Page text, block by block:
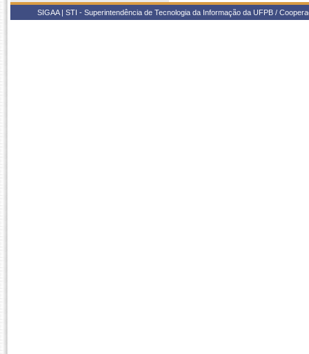
SIGAA | STI - Superintendência de Tecnologia da Informação da UFPB /